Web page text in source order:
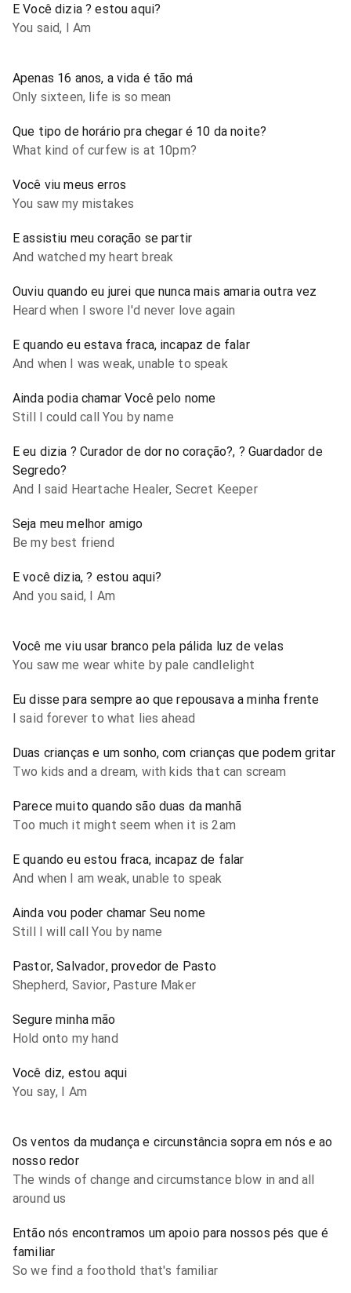
E Você dizia ? estou aqui?
You said, I Am
Apenas 16 anos, a vida é tão má
Only sixteen, life is so mean
Que tipo de horário pra chegar é 10 da noite?
What kind of curfew is at 10pm?
Você viu meus erros
You saw my mistakes
E assistiu meu coração se partir
And watched my heart break
Ouviu quando eu jurei que nunca mais amaria outra vez
Heard when I swore I'd never love again
E quando eu estava fraca, incapaz de falar
And when I was weak, unable to speak
Ainda podia chamar Você pelo nome
Still I could call You by name
E eu dizia ? Curador de dor no coração?, ? Guardador de
Segredo?
And I said Heartache Healer, Secret Keeper
Seja meu melhor amigo
Be my best friend
E você dizia, ? estou aqui?
And you said, I Am
Você me viu usar branco pela pálida luz de velas
You saw me wear white by pale candlelight
Eu disse para sempre ao que repousava a minha frente
I said forever to what lies ahead
Duas crianças e um sonho, com crianças que podem gritar
Two kids and a dream, with kids that can scream
Parece muito quando são duas da manhã
Too much it might seem when it is 2am
E quando eu estou fraca, incapaz de falar
And when I am weak, unable to speak
Ainda vou poder chamar Seu nome
Still I will call You by name
Pastor, Salvador, provedor de Pasto
Shepherd, Savior, Pasture Maker
Segure minha mão
Hold onto my hand
Você diz, estou aqui
You say, I Am
Os ventos da mudança e circunstância sopra em nós e ao
nosso redor
The winds of change and circumstance blow in and all
around us
Então nós encontramos um apoio para nossos pés que é
familiar
So we find a foothold that's familiar